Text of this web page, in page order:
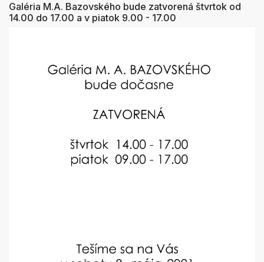
Galéria M.A. Bazovského bude zatvorená štvrtok od
14.00 do 17.00 a v piatok 9.00 - 17.00